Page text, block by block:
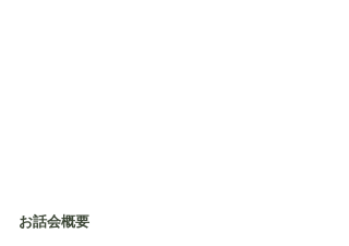
お話会概要